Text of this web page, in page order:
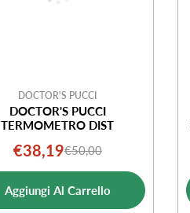
DOCTOR'S PUCCI
DOCTOR'S PUCCI
TERMOMETRO DIST
Prezzo
di
vendita
€38,19Prezzo
normale
€50,00
Aggiungi Al Carrello